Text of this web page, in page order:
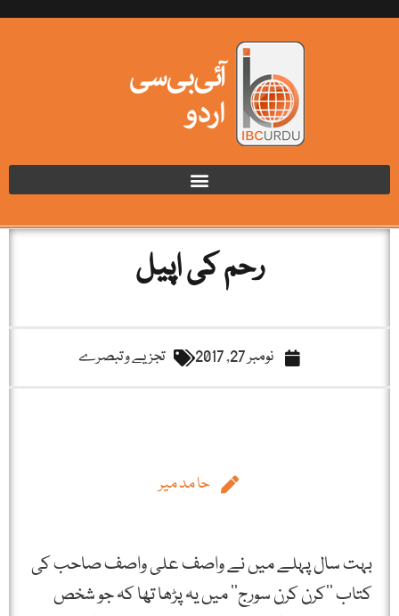
رحم کی اپیل
نومبر 27, 2017 تجزیے و تبصرے
حا مد میر
بہت سال پہلے میں نے واصف علی واصف صاحب کی
کتاب ’’کرن کرن سورج‘‘ میں یہ پڑھا تھا کہ جو شخص